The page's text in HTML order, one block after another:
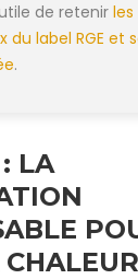
de retenirles
label RGE et
.
LA